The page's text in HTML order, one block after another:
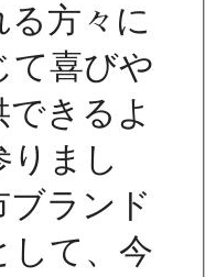
る方々に
て喜びや
きるよ
りまし
ブランド
して、今